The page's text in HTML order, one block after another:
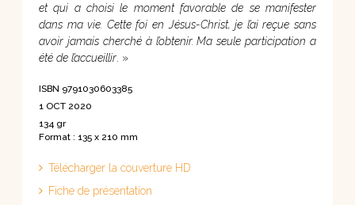
et qui a choisi le moment favorable de se manifester
dans ma vie. Cette foi en Jésus-Christ, je l’ai reçue sans
avoir jamais cherché à l’obtenir. Ma seule participation a
été de l’accueillir . »
ISBN 9791030603385
1 OCT 2020
134 gr
Format : 135 x 210 mm
Télécharger la couverture HD
Fiche de présentation